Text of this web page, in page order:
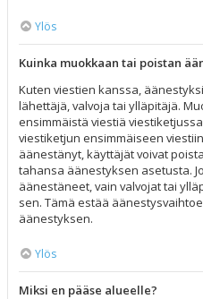
Ylös
Kuinka muokkaan tai poistan
Kuten viestien kanssa,
lähettäjä, valvoja tai ylläpitäjä.
ensimmäistä viestiä
viestiketjun ensimmäiseen
äänestänyt, käyttäjät voivat
tahansa äänestyksen asetusta.
äänestäneet, vain valvojat tai
sen. Tämä estää
äänestyksen.
Ylös
Miksi en pääse alueelle?